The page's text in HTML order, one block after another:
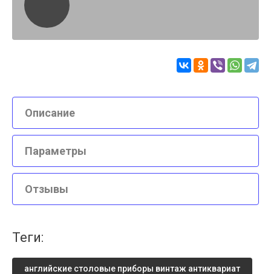
Описание
Параметры
Отзывы
теги:
английские столовые приборы винтаж антиквариат